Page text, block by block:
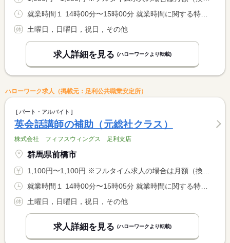
土曜日，日曜日，祝日，その他
求人詳細を見る (ハローワークより転載)
ハローワーク求人（掲載元：足利公共職業安定所）
パート・アルバイト
英会話講師の補助（元総社クラス）
株式会社 フィフスウィングス 足利支店
群馬県前橋市
1,100円〜1,100円 ※フルタイム求人の場合は月額（換算額）、パート求人の場合は時間額を表示しています。
土曜日，日曜日，祝日，その他
求人詳細を見る (ハローワークより転載)